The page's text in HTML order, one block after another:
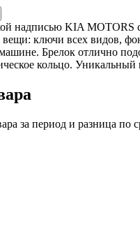
надписью KIA MOTORS
ключи всех видов,
Брелок отлично
кольцо.
за период и разница